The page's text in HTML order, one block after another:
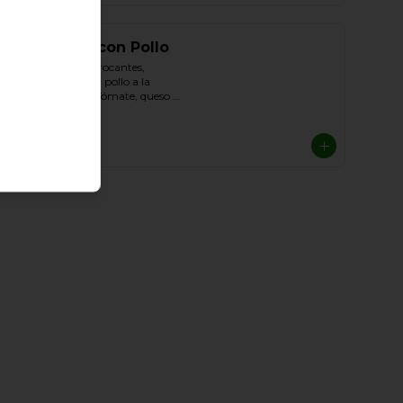
Chilaquiles con Pollo
Tortillas de maíz crocantes,
acompañadas con pollo a la
plancha, cebolla, Tómate, queso de